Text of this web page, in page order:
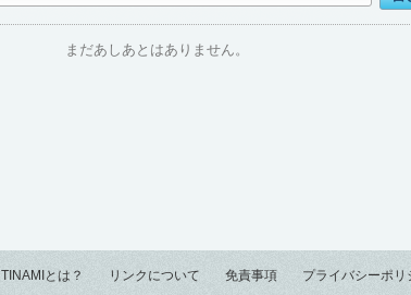
まだあしあとはありません。
TINAMIとは？ リンクについて 免責事項 プライバシーポリ